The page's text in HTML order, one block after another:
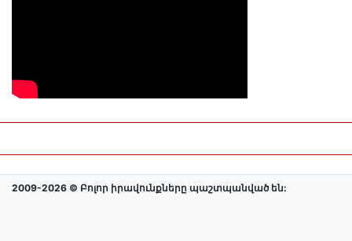
2009-2026 © Բոլոր իրավունքները պաշտպանված են: